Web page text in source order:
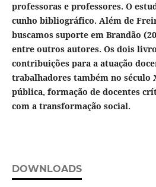
professoras e professores. O
cunho bibliográfico. Além de
buscamos suporte em Brandão
entre outros autores. Os dois
contribuições para a atuação
trabalhadores também no século
pública, formação de docentes
com a transformação social.
DOWNLOADS